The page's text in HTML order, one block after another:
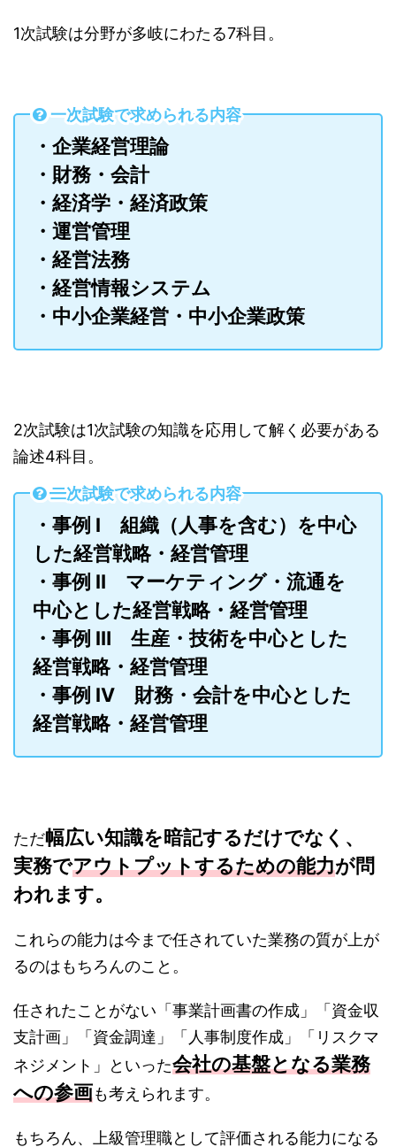
1次試験は分野が多岐にわたる7科目。
一次試験で求められる内容
・企業経営理論
・財務・会計
・経済学・経済政策
・運営管理
・経営法務
・経営情報システム
・中小企業経営・中小企業政策
2次試験は1次試験の知識を応用して解く必要がある
論述4科目。
二次試験で求められる内容
・事例 Ⅰ 組織（人事を含む）を中心
した経営戦略・経営管理
・事例 Ⅱ マーケティング・流通を
中心とした経営戦略・経営管理
・事例 Ⅲ 生産・技術を中心とした
経営戦略・経営管理
・事例 Ⅳ 財務・会計を中心とした
経営戦略・経営管理
ただ幅広い知識を暗記するだけでなく、
実務でアウトプットするための能力が問
われます。
これらの能力は今まで任されていた業務の質が上が
るのはもちろんのこと。
任されたことがない「事業計画書の作成」「資金収
支計画」「資金調達」「人事制度作成」「リスクマ
ネジメント」といった会社の基盤となる業務
への参画も考えられます。
もちろん、上級管理職として評価される能力になる